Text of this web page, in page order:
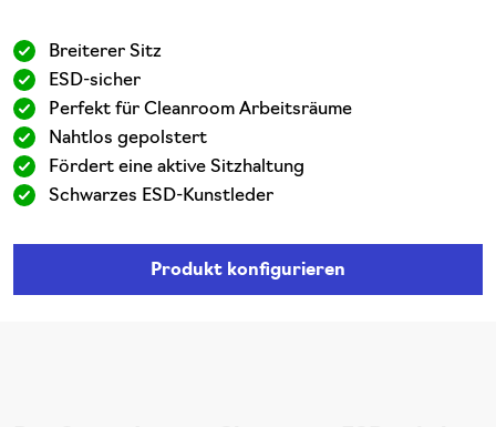
Breiterer Sitz
ESD-sicher
Perfekt für Cleanroom Arbeitsräume
Nahtlos gepolstert
Fördert eine aktive Sitzhaltung
Schwarzes ESD-Kunstleder
Produkt konfigurieren